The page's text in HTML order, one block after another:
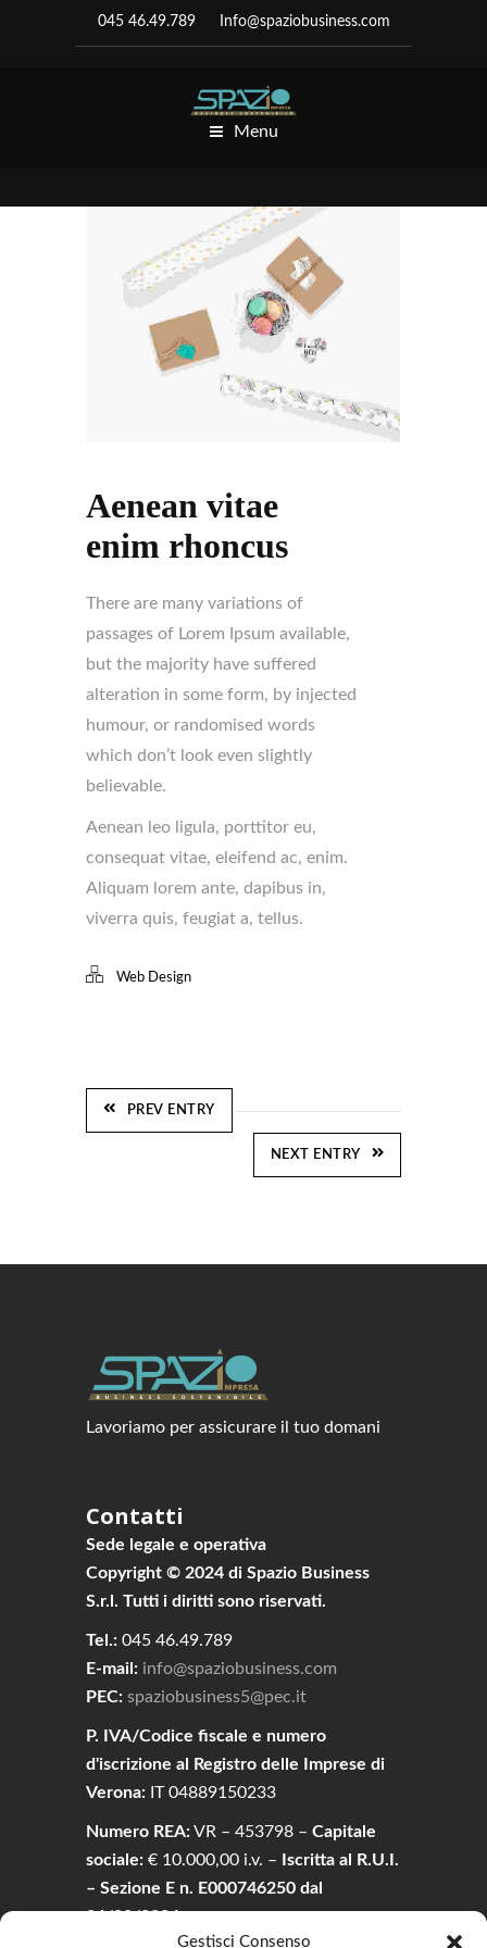
Gestisci Consenso
045 46.49.789 Info@spaziobusiness.com
Menu
Aenean vitae
enim rhoncus
There are many variations of
passages of Lorem Ipsum available,
but the majority have suffered
alteration in some form, by injected
humour, or randomised words
which don’t look even slightly
believable.
Aenean leo ligula, porttitor eu,
consequat vitae, eleifend ac, enim.
Aliquam lorem ante, dapibus in,
viverra quis, feugiat a, tellus.
Web Design
PREV ENTRY
NEXT ENTRY
Lavoriamo per assicurare il tuo domani
Contatti
Sede legale e operativa
Copyright © 2024 di Spazio Business
S.r.l. Tutti i diritti sono riservati.
Tel.: 045 46.49.789
E-mail: info@spaziobusiness.com
PEC: spaziobusiness5@pec.it
P. IVA/Codice fiscale e numero
d'iscrizione al Registro delle Imprese di
Verona: IT 04889150233
Numero REA:VR – 453798 – Capitale
sociale: € 10.000,00 i.v. –
Iscritta al R.U.I.
– Sezione E n. E000746250 dal
26/02/2024.